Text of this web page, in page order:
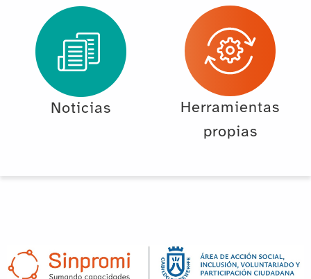
Noticias
Herramientas
propias